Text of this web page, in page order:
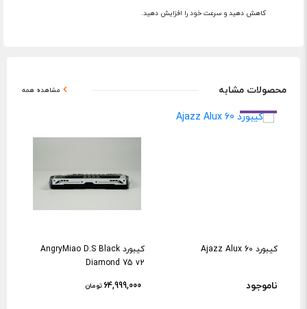
کاهش دهید و سرعت خود را افزایش دهید.
محصولات مشابه مشاهده همه
کیبورد Ajazz Alux 60
ناموجود
کیبورد AngryMiao D.S Black
Diamond 75 v2
64,999,000تومان